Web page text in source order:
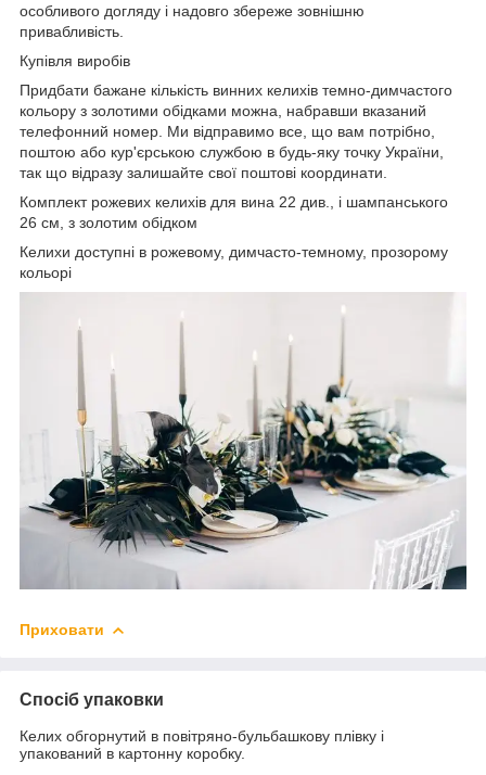
особливого догляду і надовго збереже зовнішню
привабливість.
Купівля виробів
Придбати бажане кількість винних келихів темно-димчастого
кольору з золотими обідками можна, набравши вказаний
телефонний номер. Ми відправимо все, що вам потрібно,
поштою або кур'єрською службою в будь-яку точку України,
так що відразу залишайте свої поштові координати.
Комплект рожевих келихів для вина 22 див., і шампанського
26 см, з золотим обідком
Келихи доступні в рожевому, димчасто-темному, прозорому
кольорі
Приховати
Спосіб упаковки
Келих обгорнутий в повітряно-бульбашкову плівку і
упакований в картонну коробку.